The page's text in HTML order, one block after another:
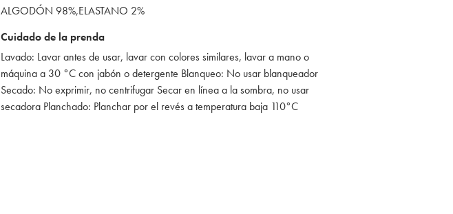
ALGODÓN 98%,ELASTANO 2%
Cuidado de la prenda
Lavado: Lavar antes de usar, lavar con colores similares, lavar a mano o
máquina a 30 °C con jabón o detergente Blanqueo: No usar blanqueador
Secado: No exprimir, no centrifugar Secar en línea a la sombra, no usar
secadora Planchado: Planchar por el revés a temperatura baja 110°C